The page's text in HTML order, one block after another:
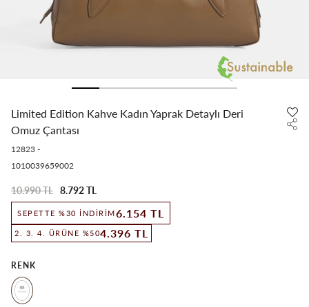
Limited Edition Kahve Kadın Yaprak Detaylı Deri
Omuz Çantası
12823 -
1010039659002
10.990 TL 8.792 TL
SEPETTE %30 İNDIRIM6.154 TL
2. 3. 4. ÜRÜNE %504.396 TL
RENK